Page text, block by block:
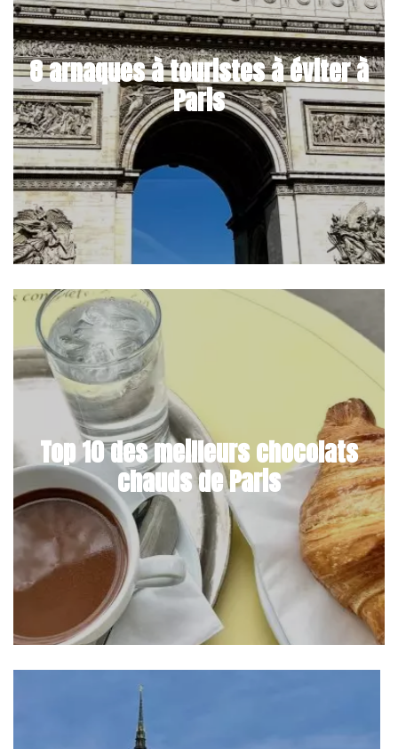
8 arnaques à touristes à éviter à
Paris
Top 10 des meilleurs chocolats
chauds de Paris